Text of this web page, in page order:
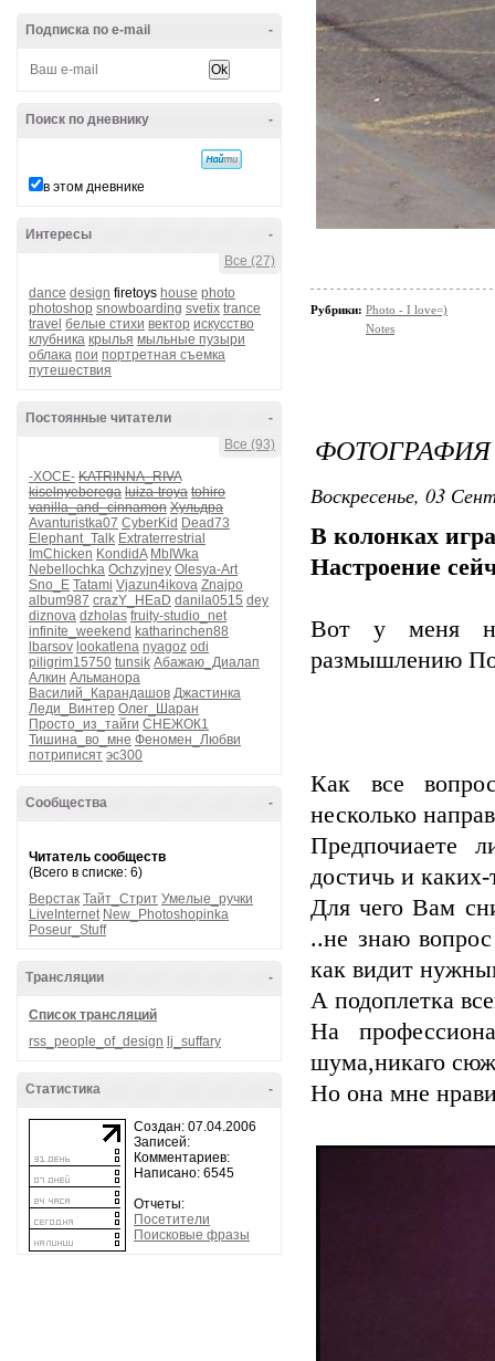
-
Подписка по e-mail
-
Поиск по дневнику
в этом дневнике
-
Интересы
Все (27)
dance design firetoys house photo
photoshop snowboarding svetix trance
travel белые стихи вектор искусство
клубника крылья мыльные пузыри
облака пои портретная съемка
путешествия
-
Постоянные читатели
Все (93)
-XOCE- KATRINNA_RIVA
kiselnyeberega luiza-troya tohiro
vanilla_and_cinnamon Хульдра
Avanturistka07 CyberKid Dead73
Elephant_Talk Extraterrestrial
ImChicken KondidA MbIWka
Nebellochka Ochzyjney Olesya-Art
Sno_E Tatami Vjazun4ikova Znajpo
album987 crazY_HEaD danila0515 dey
diznova dzholas fruity-studio_net
infinite_weekend katharinchen88
lbarsov lookatlena nyagoz odi
piligrim15750 tunsik Абажаю_Диалап
Алкин Альманора
Василий_Карандашов Джастинка
Леди_Винтер Олег_Шаран
Просто_из_тайги СНЕЖОК1
Тишина_во_мне Феномен_Любви
потриписят эс300
-
Сообщества
Читатель сообществ
(Всего в списке: 6)
Верстак Тайт_Стрит Умелые_ручки
LiveInternet New_Photoshopinka
Poseur_Stuff
-
Трансляции
Список трансляций
rss_people_of_design lj_suffary
-
Статистика
Создан: 07.04.2006
Записей:
Комментариев:
Написано: 6545
Отчеты:
Посетители
Поисковые фразы
Рубрики: Photo - I love=)
Notes
ФОТОГРАФИЯ
Воскресенье, 03
В колонках
Настроение
Вот у меня
размышлению
Как все
несколько
Предпочиаете
достичь и
Для чего Вам
..не знаю
как видит
А подоплетка
На
шума,никаго
Но она мне